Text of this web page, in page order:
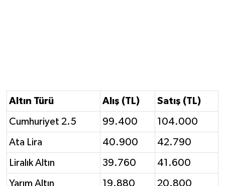
Altın Türü Alış (TL) Satış (TL)
Cumhuriyet 2.5 99.400 104.000
Ata Lira 40.900 42.790
Liralık Altın 39.760 41.600
Yarım Altın 19.880 20.800